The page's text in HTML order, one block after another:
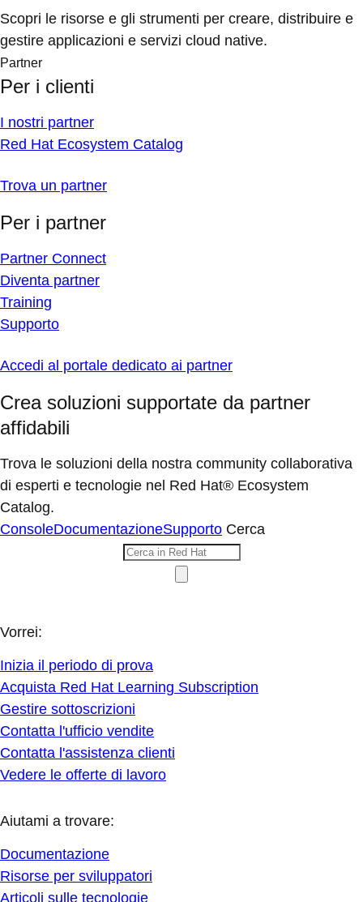
Scopri le risorse e gli strumenti per creare, distribuire e
gestire applicazioni e servizi cloud native.
Partner
Per i clienti
I nostri partner
Red Hat Ecosystem Catalog
Trova un partner
Per i partner
Partner Connect
Diventa partner
Training
Supporto
Accedi al portale dedicato ai partner
Crea soluzioni supportate da partner
affidabili
Trova le soluzioni della nostra community collaborativa
di esperti e tecnologie nel Red Hat® Ecosystem
Catalog.
ConsoleDocumentazioneSupporto Cerca
Vorrei:
Inizia il periodo di prova
Acquista Red Hat Learning Subscription
Gestire sottoscrizioni
Contatta l'ufficio vendite
Contatta l'assistenza clienti
Vedere le offerte di lavoro
Aiutami a trovare:
Documentazione
Risorse per sviluppatori
Articoli sulle tecnologie